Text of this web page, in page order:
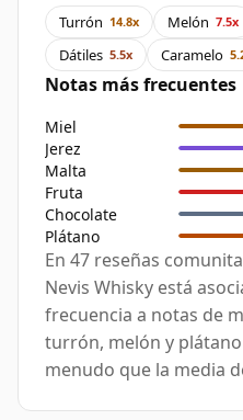
Turrón 14.8x Melón 7.5x
Dátiles 5.5x Caramelo
Notas más frecuentes
Miel
Jerez
Malta
Fruta
Chocolate
Plátano
En 47 reseñas
Nevis Whisky está
frecuencia a notas de
turrón, melón y
menudo que la media